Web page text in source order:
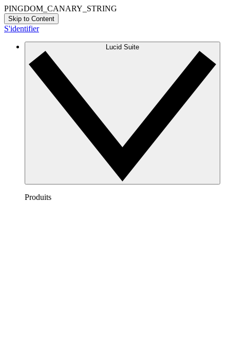
PINGDOM_CANARY_STRING
Skip to Content
S'identifier
Lucid Suite
Produits